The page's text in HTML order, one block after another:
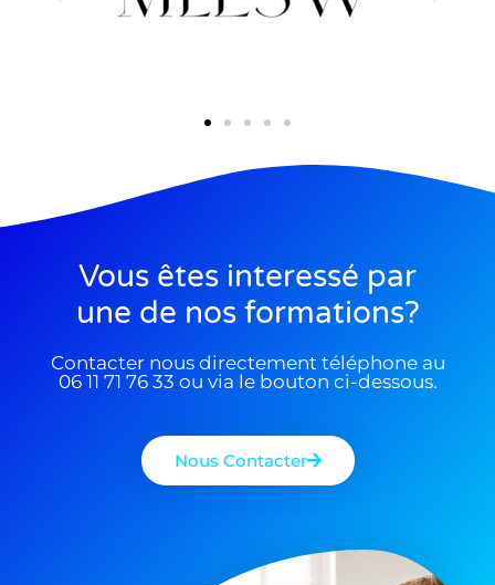
Vous êtes interessé par
une de nos formations?
Contacter nous directement téléphone au
06 11 71 76 33 ou via le bouton ci-dessous.
Nous Contacter